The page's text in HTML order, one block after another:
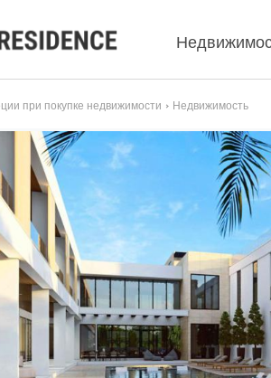
при покупке недвижимости Недвижимость